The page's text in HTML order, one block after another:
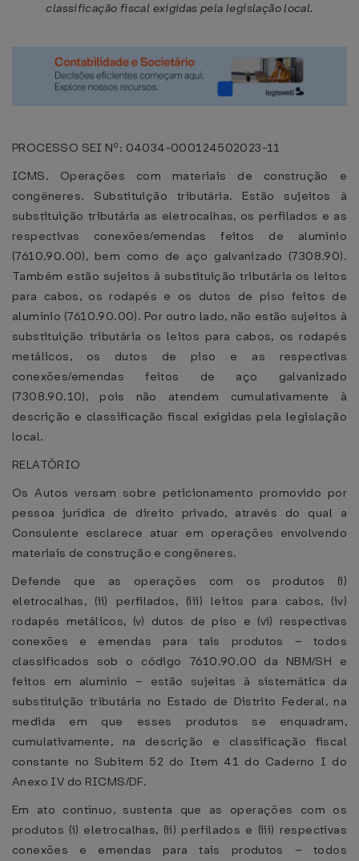
classificação fiscal exigidas pela legislação local.
PROCESSO SEI Nº: 04034-000124502023-11
ICMS. Operações com materiais de construção e
congêneres. Substituição tributária. Estão sujeitos à
substituição tributária as eletrocalhas, os perfilados e as
respectivas conexões/emendas feitos de alumínio
(7610.90.00), bem como de aço galvanizado (7308.90).
Também estão sujeitos à substituição tributária os leitos
para cabos, os rodapés e os dutos de piso feitos de
alumínio (7610.90.00). Por outro lado, não estão sujeitos à
substituição tributária os leitos para cabos, os rodapés
metálicos, os dutos de piso e as respectivas
conexões/emendas feitos de aço galvanizado
(7308.90.10), pois não atendem cumulativamente à
descrição e classificação fiscal exigidas pela legislação
local.
RELATÓRIO
Os Autos versam sobre peticionamento promovido por
pessoa jurídica de direito privado, através do qual a
Consulente esclarece atuar em operações envolvendo
materiais de construção e congêneres.
Defende que as operações com os produtos (i)
eletrocalhas, (ii) perfilados, (iii) leitos para cabos, (iv)
rodapés metálicos, (v) dutos de piso e (vi) respectivas
conexões e emendas para tais produtos – todos
classificados sob o código 7610.90.00 da NBM/SH e
feitos em alumínio – estão sujeitas à sistemática da
substituição tributária no Estado de Distrito Federal, na
medida em que esses produtos se enquadram,
cumulativamente, na descrição e classificação fiscal
constante no Subitem 52 do Item 41 do Caderno I do
Anexo IV do RICMS/DF.
Em ato contínuo, sustenta que as operações com os
produtos (i) eletrocalhas, (ii) perfilados e (iii) respectivas
conexões e emendas para tais produtos – todos